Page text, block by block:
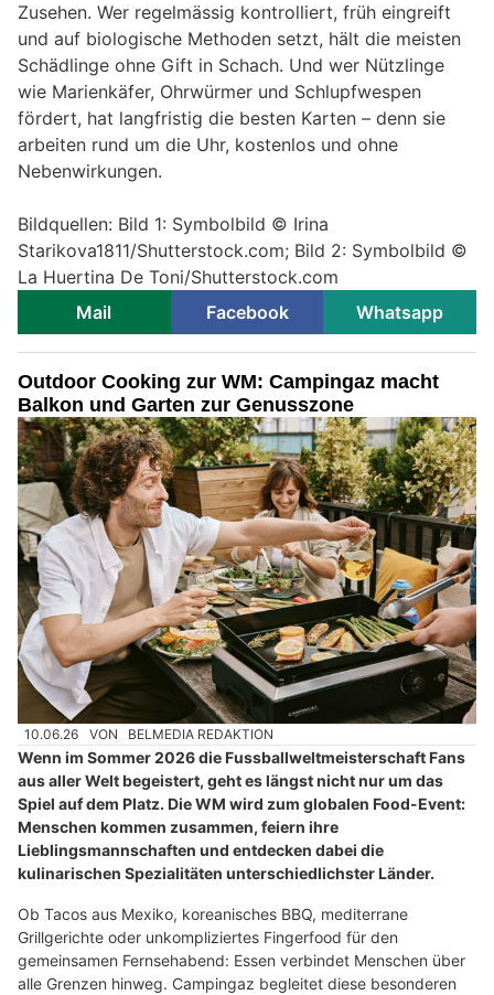
Zusehen. Wer regelmässig kontrolliert, früh eingreift
und auf biologische Methoden setzt, hält die meisten
Schädlinge ohne Gift in Schach. Und wer Nützlinge
wie Marienkäfer, Ohrwürmer und Schlupfwespen
fördert, hat langfristig die besten Karten – denn sie
arbeiten rund um die Uhr, kostenlos und ohne
Nebenwirkungen.
Bildquellen: Bild 1: Symbolbild © Irina
Starikova1811/Shutterstock.com; Bild 2: Symbolbild ©
La Huertina De Toni/Shutterstock.com
Mail
Facebook Whatsapp
Outdoor Cooking zur WM: Campingaz macht
Balkon und Garten zur Genusszone
10.06.26 VON BELMEDIA REDAKTION
Wenn im Sommer 2026 die Fussballweltmeisterschaft Fans
aus aller Welt begeistert, geht es längst nicht nur um das
Spiel auf dem Platz. Die WM wird zum globalen Food-Event:
Menschen kommen zusammen, feiern ihre
Lieblingsmannschaften und entdecken dabei die
kulinarischen Spezialitäten unterschiedlichster Länder.
Ob Tacos aus Mexiko, koreanisches BBQ, mediterrane
Grillgerichte oder unkompliziertes Fingerfood für den
gemeinsamen Fernsehabend: Essen verbindet Menschen über
alle Grenzen hinweg. Campingaz begleitet diese besonderen